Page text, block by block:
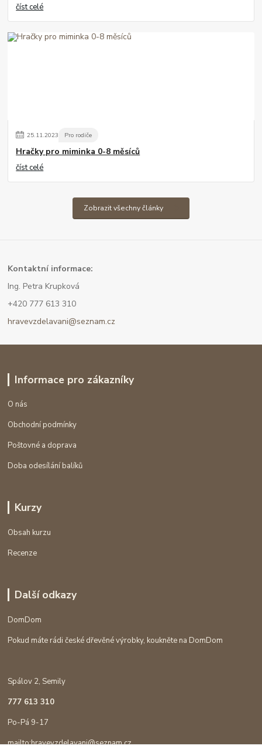
číst celé
25.11.2023 Pro rodiče
Hračky pro miminka 0-8 měsíců
číst celé
Zobrazit všechny články
Kontaktní informace:
Ing. Petra Krupková
+420 777 613 310
hravevzdelavani@seznam.cz
Informace pro zákazníky
O nás
Obchodní podmínky
Poštovné a doprava
Doba odesílání balíků
Kurzy
Obsah kurzu
Recenze
Další odkazy
DomDom
Pokud máte rádi české dřevěné výrobky, koukněte na DomDom
Spálov 2, Semily
777 613 310
Po-Pá 9-17
mailto:hravevzdelavani@seznam.cz